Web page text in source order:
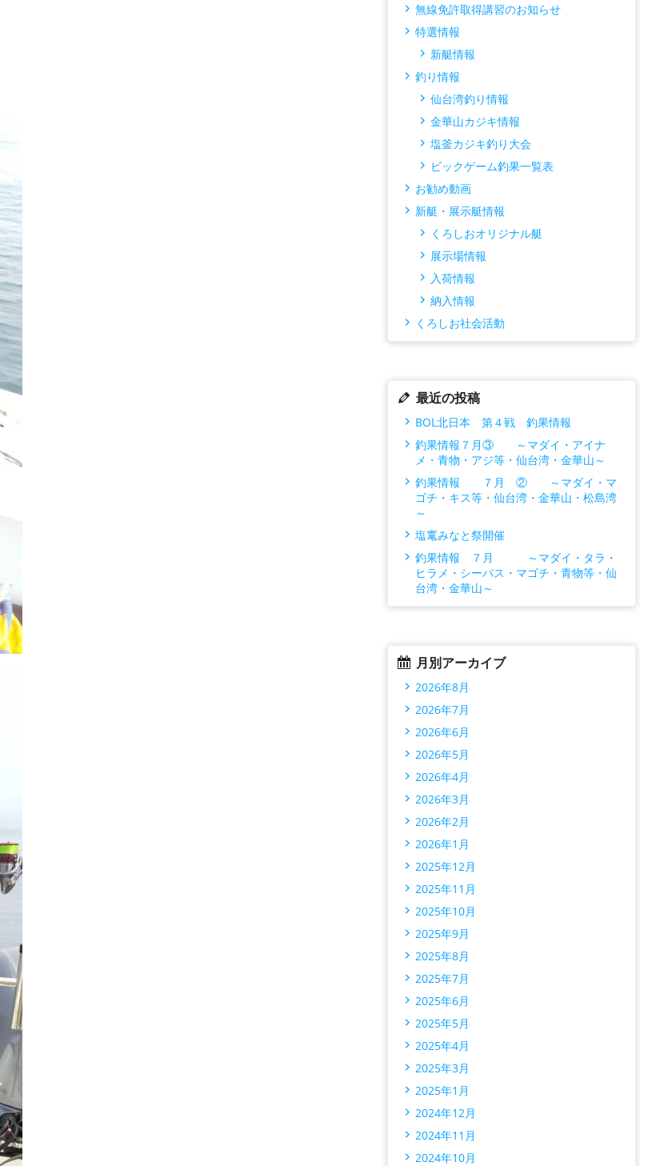
無線免許取得講習のお知らせ
特選情報
新艇情報
釣り情報
仙台湾釣り情報
金華山カジキ情報
塩釜カジキ釣り大会
ビックゲーム釣果一覧表
お勧め動画
新艇・展示艇情報
くろしおオリジナル艇
展示場情報
入荷情報
納入情報
くろしお社会活動
最近の投稿
BOL北日本 第４戦 釣果情報
釣果情報７月③ ～マダイ・アイナ
メ・青物・アジ等・仙台湾・金華山～
釣果情報 ７月 ② ～マダイ・マ
ゴチ・キス等・仙台湾・金華山・松島湾
～
塩竃みなと祭開催
釣果情報 ７月 ～マダイ・タラ・
ヒラメ・シーバス・マゴチ・青物等・仙
台湾・金華山～
月別アーカイブ
2026年8月
2026年7月
2026年6月
2026年5月
2026年4月
2026年3月
2026年2月
2026年1月
2025年12月
2025年11月
2025年10月
2025年9月
2025年8月
2025年7月
2025年6月
2025年5月
2025年4月
2025年3月
2025年1月
2024年12月
2024年11月
2024年10月